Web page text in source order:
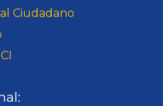
Ciudadano